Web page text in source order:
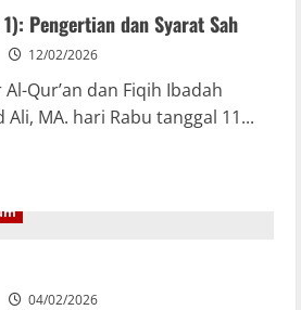
Pengertian dan Syarat Sah
12/02/2026
Qur’an dan Fiqih Ibadah
MA. hari Rabu tanggal 11...
04/02/2026